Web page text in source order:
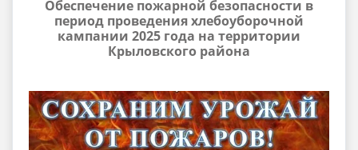
Обеспечение пожарной безопасности в
период проведения хлебоуборочной
кампании 2025 года на территории
Крыловского района